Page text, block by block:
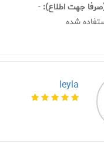
جهت اطلاع): -
شده
leyla